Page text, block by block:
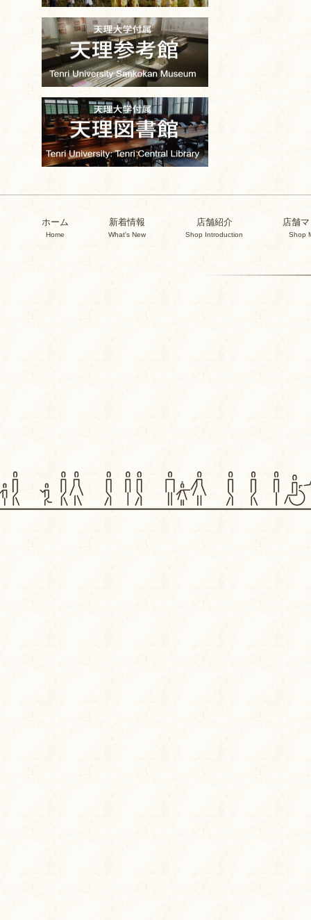
ホーム
Home
新着情報
What's New
店舗紹介
Shop Introduction
店舗
Shop